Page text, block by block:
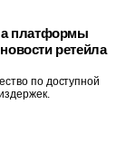
а платформы
ретейла
по доступной